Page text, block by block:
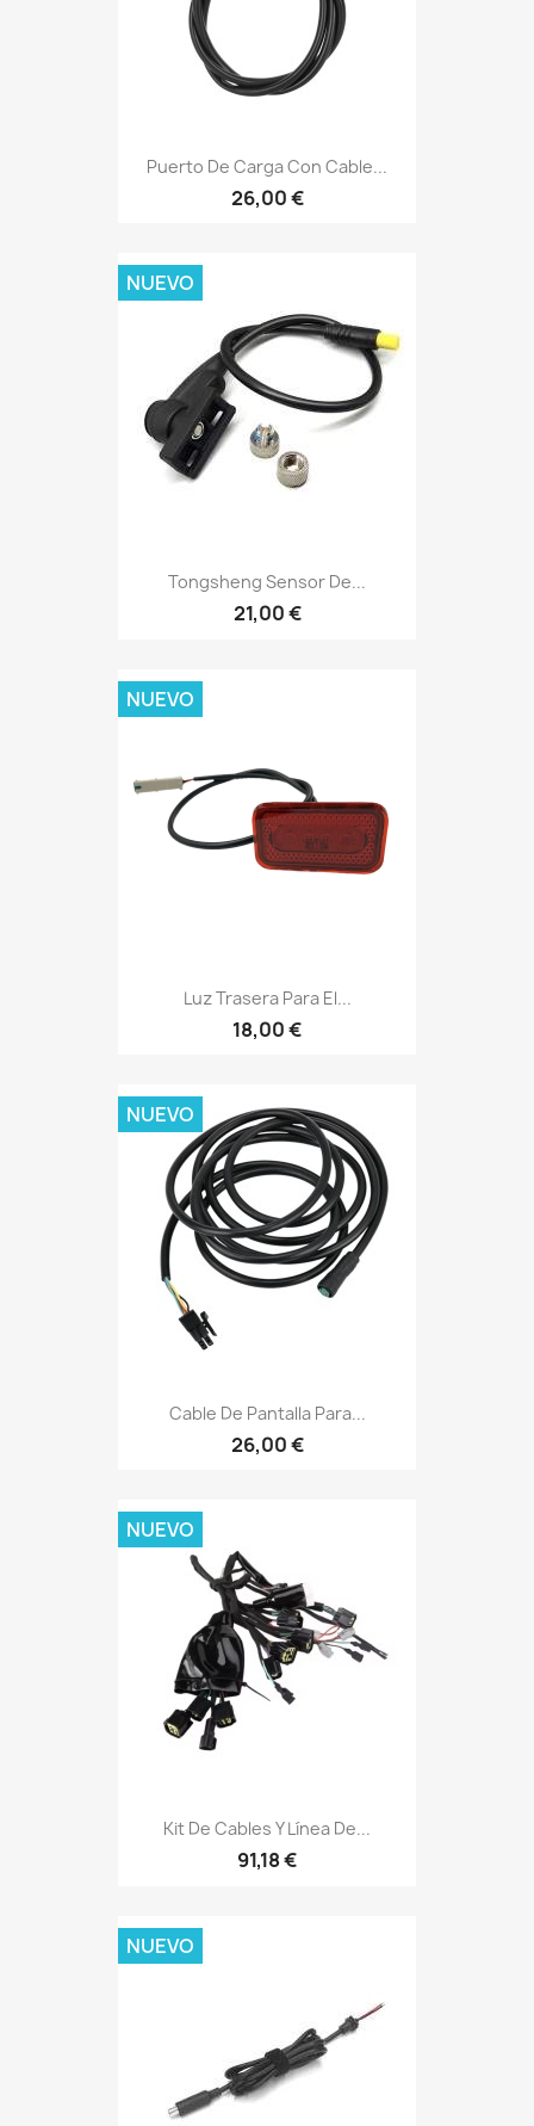
Puerto De Carga Con Cable...
26,00 €
Tongsheng Sensor De...
21,00 €
NUEVO
Luz Trasera Para El...
18,00 €
NUEVO
Cable De Pantalla Para...
26,00 €
NUEVO
Kit De Cables Y Línea De...
91,18 €
NUEVO
NUEVO